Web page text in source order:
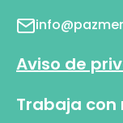
Aviso de
Trabaja con